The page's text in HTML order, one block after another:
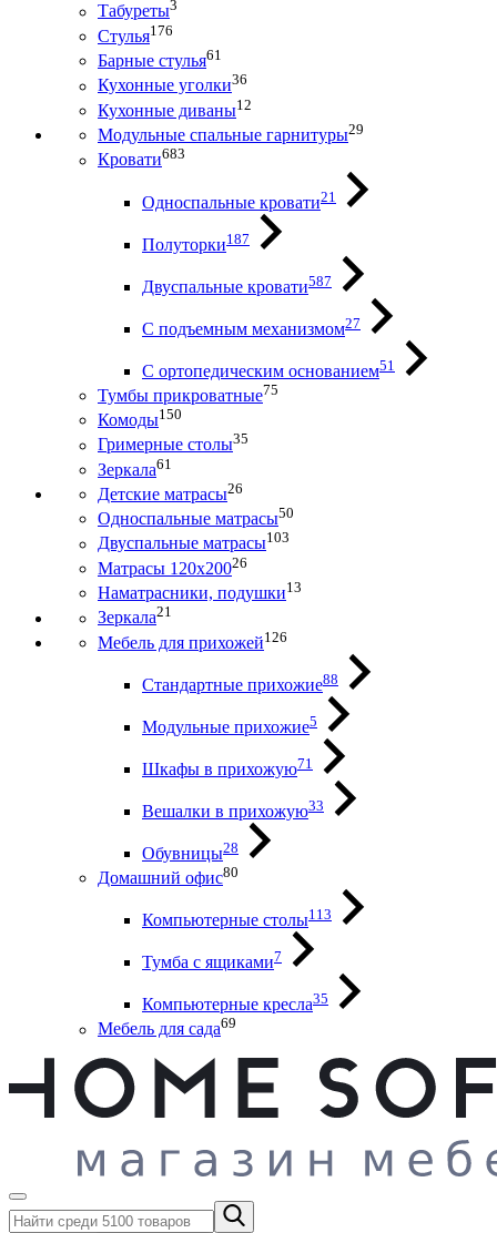
Табуреты3
Стулья176
Барные стулья61
Кухонные уголки36
Кухонные диваны12
Модульные спальные гарнитуры29
Кровати683
Односпальные кровати21
Полуторки187
Двуспальные кровати587
С подъемным механизмом27
С ортопедическим основанием51
Тумбы прикроватные75
Комоды150
Гримерные столы35
Зеркала61
Детские матрасы26
Односпальные матрасы50
Двуспальные матрасы103
Матрасы 120х20026
Наматрасники, подушки13
Зеркала21
Мебель для прихожей126
Стандартные прихожие88
Модульные прихожие5
Шкафы в прихожую71
Вешалки в прихожую33
Обувницы28
Домашний офис80
Компьютерные столы113
Тумба с ящиками7
Компьютерные кресла35
Мебель для сада69